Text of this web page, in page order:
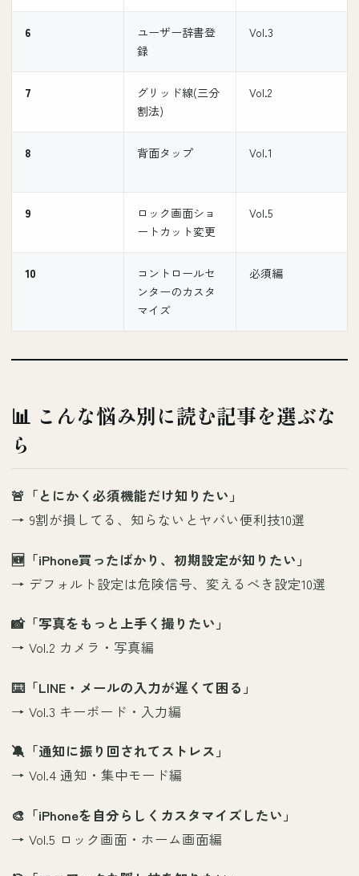
6
ユーザー辞書登
録
Vol.3
7
グリッド線(三分
割法)
Vol.2
8 背面タップ Vol.1
9
ロック画面ショ
ートカット変更
Vol.5
10
コントロールセ
ンターのカスタ
マイズ
必須編
📊 こんな悩み別に読む記事を選ぶな
ら
🚨「とにかく必須機能だけ知りたい」
→ 9割が損してる、知らないとヤバい便利技10選
🆕「iPhone買ったばかり、初期設定が知りたい」
→ デフォルト設定は危険信号、変えるべき設定10選
📸「写真をもっと上手く撮りたい」
→ Vol.2 カメラ・写真編
⌨️「LINE・メールの入力が遅くて困る」
→ Vol.3 キーボード・入力編
🔕「通知に振り回されてストレス」
→ Vol.4 通知・集中モード編
🎨「iPhoneを自分らしくカスタマイズしたい」
→ Vol.5 ロック画面・ホーム画面編